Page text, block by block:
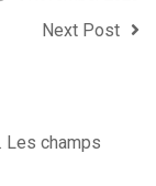
Next Post
Les champs